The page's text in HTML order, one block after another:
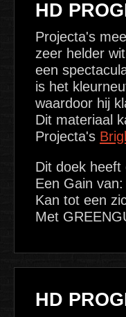
HD
Projecta's
zeer helder
een
is het
waardoor hij
Dit materiaal
Projecta's
Dit doek heeft
Een Gain
Kan tot een
Met
HD